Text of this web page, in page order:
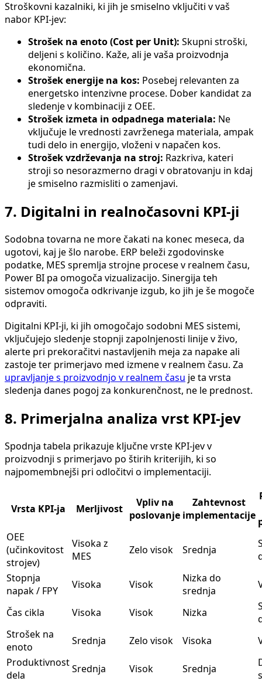
Stroškovni kazalniki, ki jih je smiselno vključiti v vaš
nabor KPI-jev:
Strošek na enoto (Cost per Unit): Skupni stroški,
deljeni s količino. Kaže, ali je vaša proizvodnja
ekonomična.
Strošek energije na kos: Posebej relevanten za
energetsko intenzivne procese. Dober kandidat za
sledenje v kombinaciji z OEE.
Strošek izmeta in odpadnega materiala: Ne
vključuje le vrednosti zavrženega materiala, ampak
tudi delo in energijo, vloženi v napačen kos.
Strošek vzdrževanja na stroj: Razkriva, kateri
stroji so nesorazmerno dragi v obratovanju in kdaj
je smiselno razmisliti o zamenjavi.
7. Digitalni in realnočasovni KPI-ji
Sodobna tovarna ne more čakati na konec meseca, da
ugotovi, kaj je šlo narobe. ERP beleži zgodovinske
podatke, MES spremlja strojne procese v realnem času,
Power BI pa omogoča vizualizacijo. Sinergija teh
sistemov omogoča odkrivanje izgub, ko jih je še mogoče
odpraviti.
Digitalni KPI-ji, ki jih omogočajo sodobni MES sistemi,
vključujejo sledenje stopnji zapolnjenosti linije v živo,
alerte pri prekoračitvi nastavljenih meja za napake ali
zastoje ter primerjavo med izmene v realnem času. Za
upravljanje s proizvodnjo v realnem času je ta vrsta
sledenja danes pogoj za konkurenčnost, ne le prednost.
8. Primerjalna analiza vrst KPI-jev
Spodnja tabela prikazuje ključne vrste KPI-jev v
proizvodnji s primerjavo po štirih kriterijih, ki so
najpomembnejši pri odločitvi o implementaciji.
Vrsta KPI-ja Merljivost
Vpliv na
poslovanje
Zahtevnost
implementacije
OEE
(učinkovitost
strojev)
Visoka z
MES
Zelo visok Srednja
Stopnja
napak / FPY
Visoka Visok
Nizka do
srednja
Čas cikla Visoka Visok Nizka
Strošek na
enoto
Srednja Zelo visok Visoka
Produktivnost
dela
Srednja Visok Srednja